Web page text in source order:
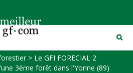
> Le GFI FORECIAL 2
3ème forêt dans l'Yonne (89)